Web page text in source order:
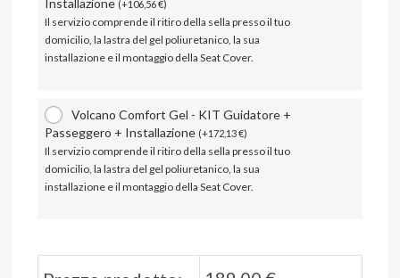
(+106,56€)
Il servizio comprende il ritiro della sella presso il tuo
domicilio, la lastra del gel poliuretanico, la sua
installazione e il montaggio della Seat Cover.
Volcano Comfort Gel - KIT Guidatore +
Passeggero + Installazione (+172,13€)
Il servizio comprende il ritiro della sella presso il tuo
domicilio, la lastra del gel poliuretanico, la sua
installazione e il montaggio della Seat Cover.